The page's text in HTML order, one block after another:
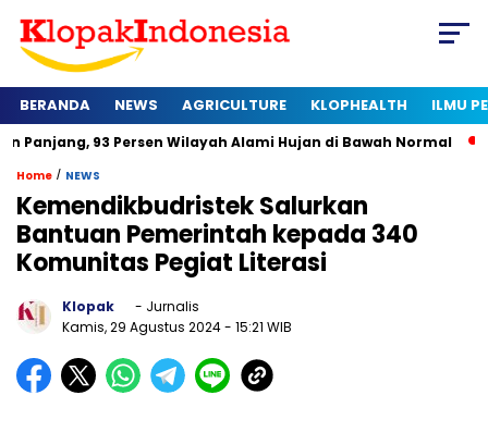
BERANDA NEWS AGRICULTURE KLOPHEALTH ILMU
Persen Wilayah Alami Hujan di Bawah Normal Kapan
Home / NEWS
Kemendikbudristek Salurkan
Bantuan Pemerintah kepada 340
Komunitas Pegiat Literasi
Klopak
- Jurnalis
Kamis, 29 Agustus 2024- 15:21 WIB